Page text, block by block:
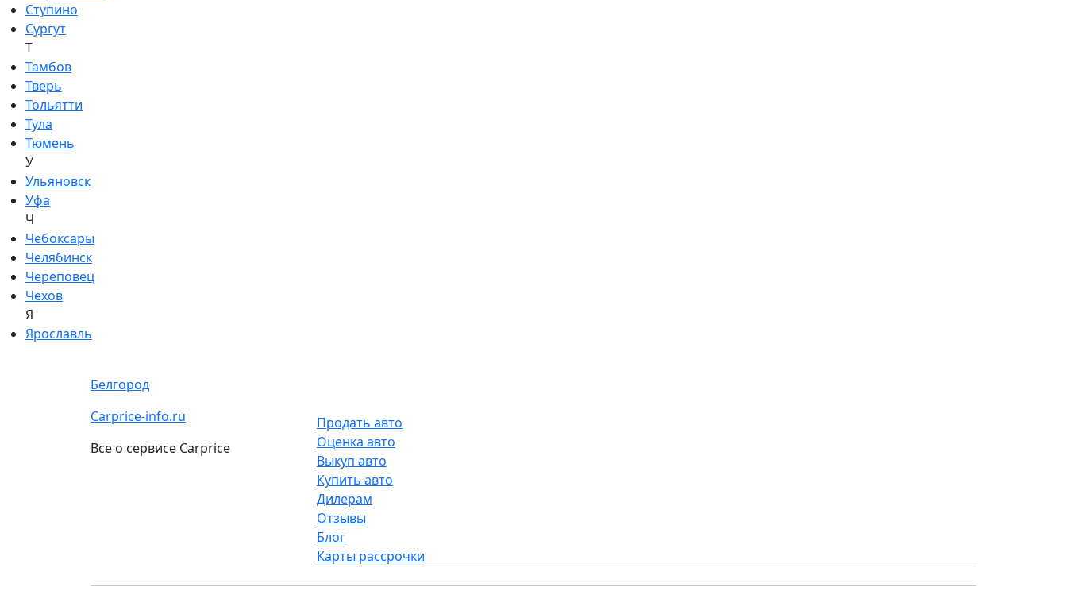
Ступино
Сургут
Т
Тамбов
Тверь
Тольятти
Тула
Тюмень
У
Ульяновск
Уфа
Ч
Чебоксары
Челябинск
Череповец
Чехов
Я
Ярославль
Белгород
Carprice-info.ru
Все о сервисе Carprice
Продать авто
Оценка авто
Выкуп авто
Купить авто
Дилерам
Отзывы
Блог
Карты рассрочки